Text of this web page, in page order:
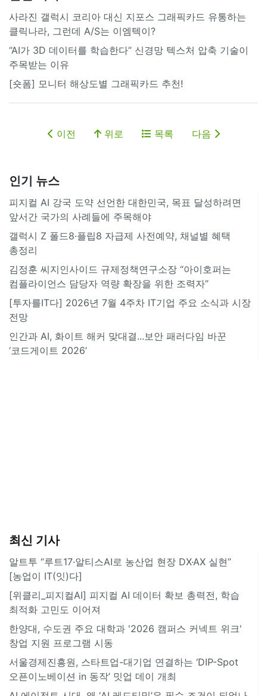
사라진 갤럭시 코리아 대신 지포스 그래픽카드 유통하는
클릭나라, 그런데 A/S는 이엠텍이?
“AI가 3D 데이터를 학습한다” 신경망 텍스처 압축 기술이
주목받는 이유
[숏폼] 모니터 해상도별 그래픽카드 추천!
이전 위로 목록 다음
인기 뉴스
피지컬 AI 강국 도약 선언한 대한민국, 목표 달성하려면
앞서간 국가의 사례들에 주목해야
갤럭시 Z 폴드8·플립8 자급제 사전예약, 채널별 혜택
총정리
김정훈 씨지인사이드 규제정책연구소장 “아이호퍼는
컴플라이언스 담당자 역량 확장을 위한 조력자”
[투자를IT다] 2026년 7월 4주차 IT기업 주요 소식과 시장
전망
인간과 AI, 화이트 해커 맞대결...보안 패러다임 바꾼
‘코드게이트 2026’
최신 기사
알트투 “루트17·알티스AI로 농산업 현장 DX·AX 실현”
[농업이 IT(잇)다]
[위클리_피지컬AI] 피지컬 AI 데이터 확보 총력전, 학습
최적화 고민도 이어져
한양대, 수도권 주요 대학과 '2026 캠퍼스 커넥트 위크'
창업 지원 프로그램 시동
서울경제진흥원, 스타트업-대기업 연결하는 ‘DIP-Spot
오픈이노베이션 in 동작’ 밋업 데이 개최